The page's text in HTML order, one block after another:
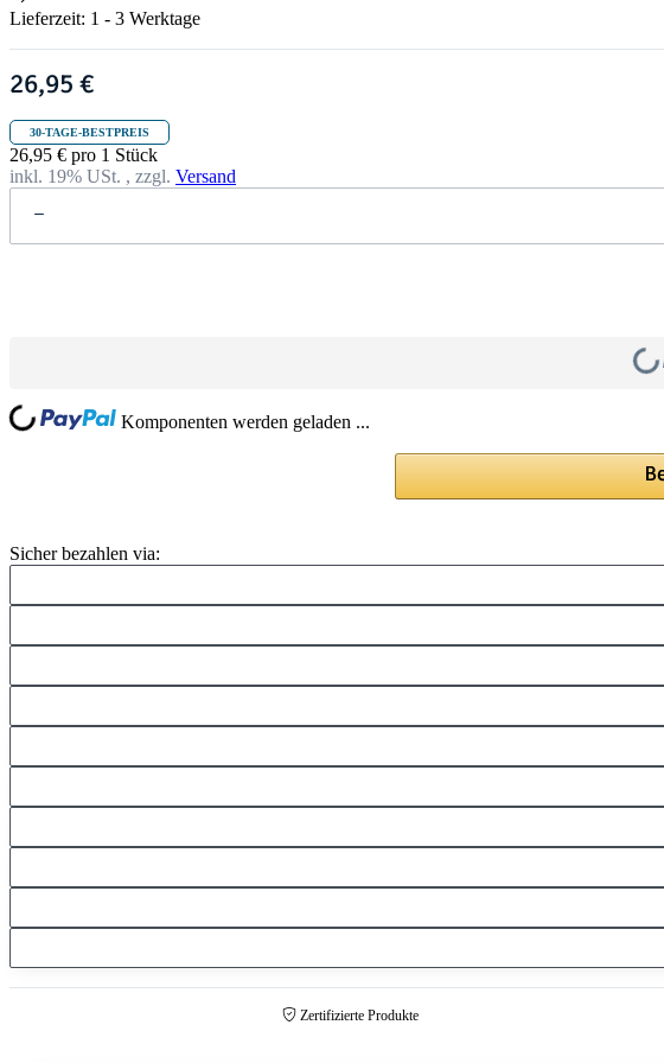
Lieferzeit: 1 - 3 Werktage
26,95 €
30-TAGE-BESTPREIS
26,95 € pro 1 Stück
inkl. 19% USt. , zzgl. Versand
Loading...
Komponenten werden geladen ...
Sicher bezahlen via:
Zertifizierte Produkte